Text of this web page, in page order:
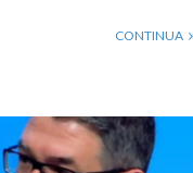
CONTINUA